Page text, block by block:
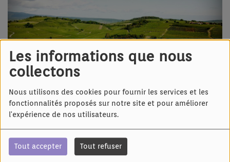
Les informations que nous
collectons
Nous utilisons des cookies pour fournir les services et les
fonctionnalités proposés sur notre site et pour améliorer
l'expérience de nos utilisateurs.
Tout accepter Tout refuser
28 JUIN 2026 - 386 VUES
Écouter le podcast
Dernière émission de la saison: une playlist de